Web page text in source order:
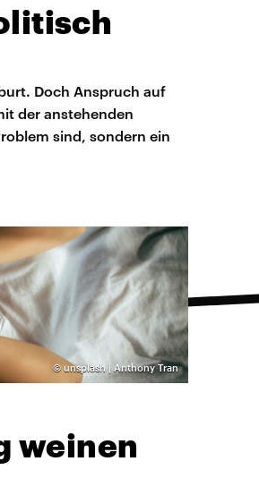
Doch Anspruch auf
der anstehenden
sind, sondern ein
© unsplash | Anthony Tran
weinen